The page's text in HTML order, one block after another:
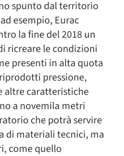
spunto dal territorio
esempio, Eurac
la fine del 2018 un
ricreare le condizioni
presenti in alta quota
pressione,
altre caratteristiche
a novemila metri
che potrà servire
di materiali tecnici, ma
come quello